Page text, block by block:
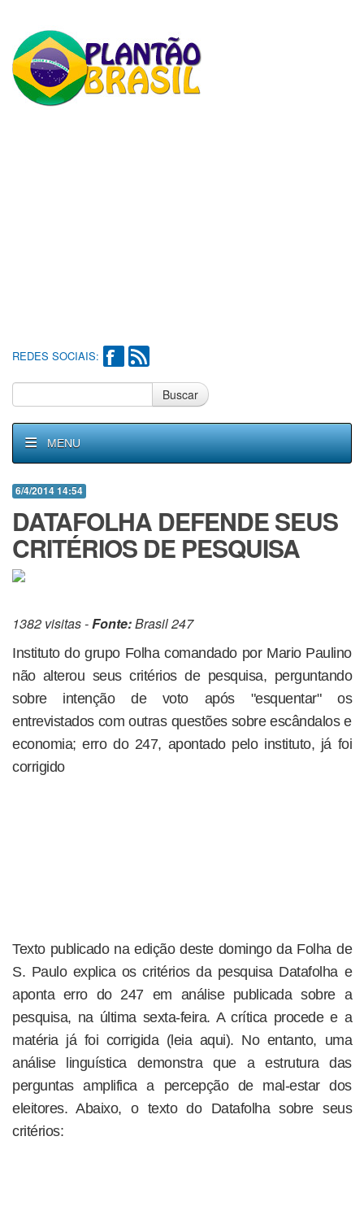
REDES SOCIAIS:
Buscar
MENU
6/4/2014 14:54
DATAFOLHA DEFENDE SEUS
CRITÉRIOS DE PESQUISA
1382 visitas -Fonte:Brasil 247
Instituto do grupo Folha comandado por Mario Paulino
não alterou seus critérios de pesquisa, perguntando
sobre intenção de voto após "esquentar" os
entrevistados com outras questões sobre escândalos e
economia; erro do 247, apontado pelo instituto, já foi
corrigido
Texto publicado na edição deste domingo da Folha de
S. Paulo explica os critérios da pesquisa Datafolha e
aponta erro do 247 em análise publicada sobre a
pesquisa, na última sexta-feira. A crítica procede e a
matéria já foi corrigida (leia aqui). No entanto, uma
análise linguística demonstra que a estrutura das
perguntas amplifica a percepção de mal-estar dos
eleitores. Abaixo, o texto do Datafolha sobre seus
critérios: